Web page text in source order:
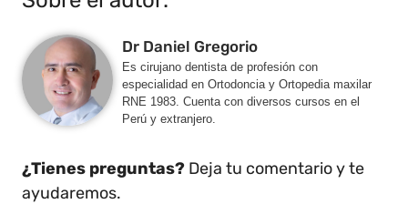
Dr Daniel Gregorio
Es cirujano dentista de profesión con
especialidad en Ortodoncia y Ortopedia maxilar
RNE 1983. Cuenta con diversos cursos en el
Perú y extranjero.
¿Tienes preguntas? Deja tu comentario y te
ayudaremos.